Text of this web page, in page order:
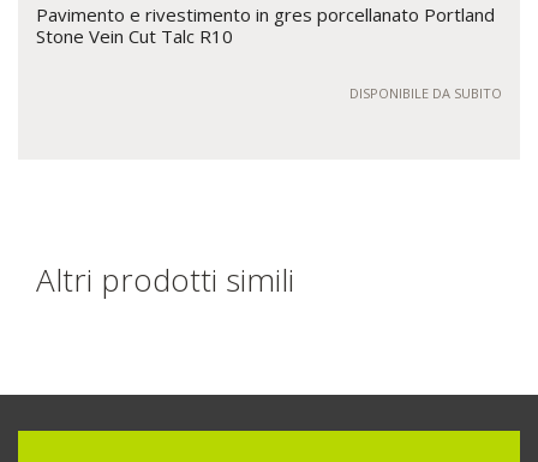
Pavimento e rivestimento in gres porcellanato Portland
Stone Vein Cut Talc R10
DISPONIBILE DA SUBITO
Altri prodotti simili